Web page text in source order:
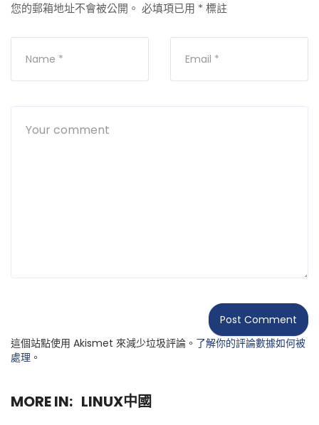
您的郵箱地址不會被公開。 必填項已用 * 標註
這個站點使用 Akismet 來減少垃圾評論。 了解你的評論數據如何被
處理 。
MORE IN: LINUX中國